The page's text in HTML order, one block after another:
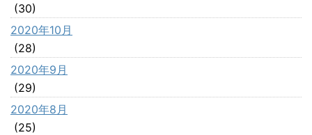
(30)
2020年10月
(28)
2020年9月
(29)
2020年8月
(25)